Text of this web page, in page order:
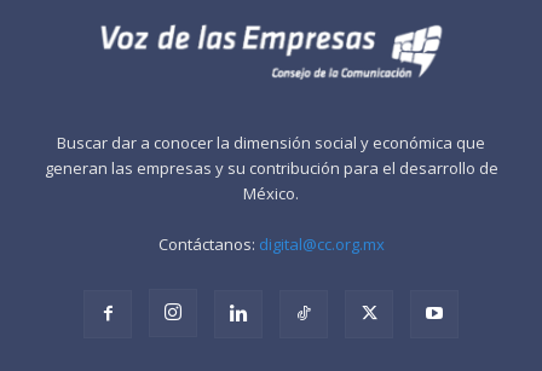
Buscar dar a conocer la dimensión social y económica que
generan las empresas y su contribución para el desarrollo de
México.
Contáctanos: digital@cc.org.mx